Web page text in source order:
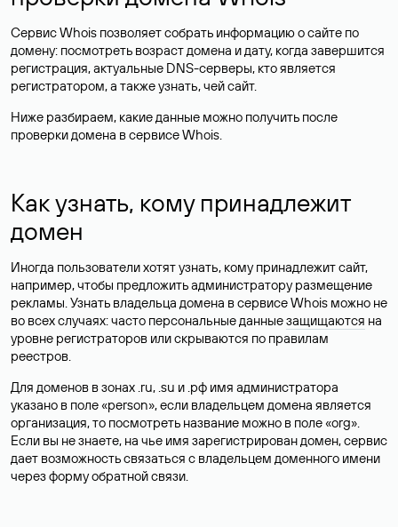
Сервис Whois позволяет собрать информацию о сайте по
домену: посмотреть возраст домена и дату, когда завершится
регистрация, актуальные DNS-серверы, кто является
регистратором, а также узнать, чей сайт.
Ниже разбираем, какие данные можно получить после
проверки домена в сервисе Whois.
Как узнать, кому принадлежит
домен
Иногда пользователи хотят узнать, кому принадлежит сайт,
например, чтобы предложить администратору размещение
рекламы. Узнать владельца домена в сервисе Whois можно не
во всех случаях: часто персональные данныезащищаются на
уровне регистраторов или скрываются по правилам
реестров.
Для доменов в зонах .ru, .su и .рф имя администратора
указано в поле «person», если владельцем домена является
организация, то посмотреть название можно в поле «org».
Если вы не знаете, на чье имя зарегистрирован домен, сервис
дает возможность связаться с владельцем доменного имени
через форму обратной связи.